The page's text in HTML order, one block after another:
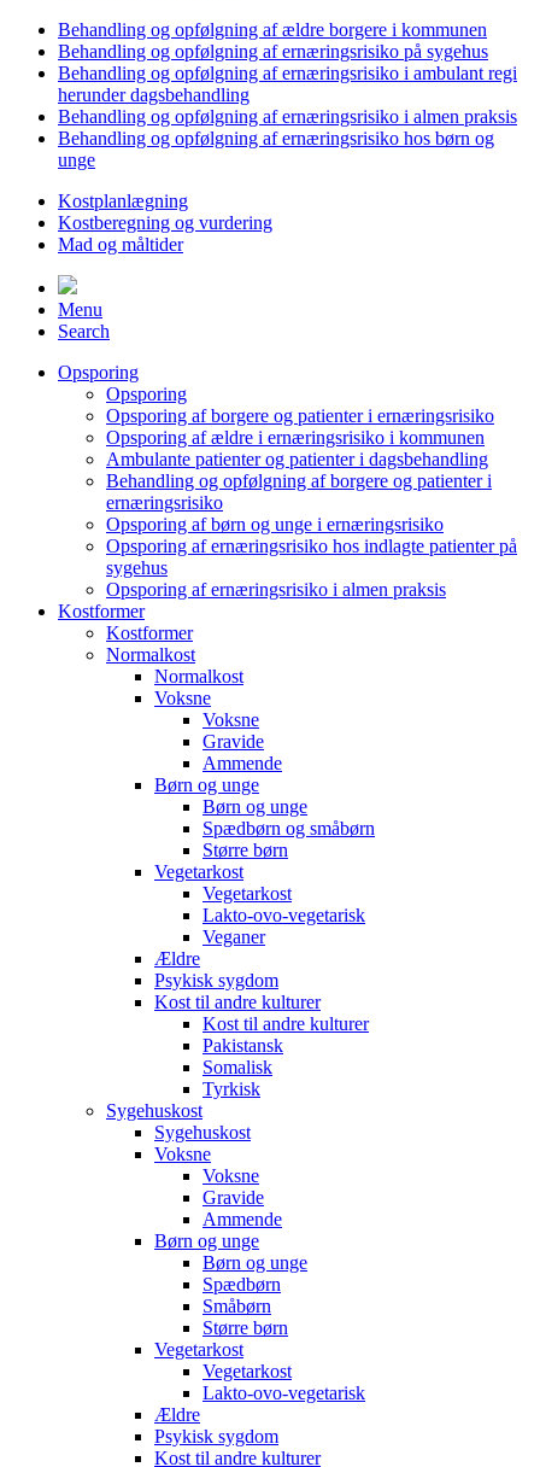
Behandling og opfølgning af ældre borgere i kommunen
Behandling og opfølgning af ernæringsrisiko på sygehus
Behandling og opfølgning af ernæringsrisiko i ambulant regi
herunder dagsbehandling
Behandling og opfølgning af ernæringsrisiko i almen praksis
Behandling og opfølgning af ernæringsrisiko hos børn og
unge
Kostplanlægning
Kostberegning og vurdering
Mad og måltider
Menu
Search
Opsporing
Opsporing
Opsporing af borgere og patienter i ernæringsrisiko
Opsporing af ældre i ernæringsrisiko i kommunen
Ambulante patienter og patienter i dagsbehandling
Behandling og opfølgning af borgere og patienter i
ernæringsrisiko
Opsporing af børn og unge i ernæringsrisiko
Opsporing af ernæringsrisiko hos indlagte patienter på
sygehus
Opsporing af ernæringsrisiko i almen praksis
Kostformer
Kostformer
Normalkost
Normalkost
Voksne
Voksne
Gravide
Ammende
Børn og unge
Børn og unge
Spædbørn og småbørn
Større børn
Vegetarkost
Vegetarkost
Lakto-ovo-vegetarisk
Veganer
Ældre
Psykisk sygdom
Kost til andre kulturer
Kost til andre kulturer
Pakistansk
Somalisk
Tyrkisk
Sygehuskost
Sygehuskost
Voksne
Voksne
Gravide
Ammende
Børn og unge
Børn og unge
Spædbørn
Småbørn
Større børn
Vegetarkost
Vegetarkost
Lakto-ovo-vegetarisk
Ældre
Psykisk sygdom
Kost til andre kulturer